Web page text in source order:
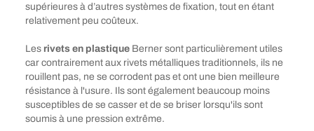
supérieures à d’autres systèmes de fixation, tout en étant
relativement peu coûteux.
Les rivets en plastique Berner sont particulièrement utiles
car contrairement aux rivets métalliques traditionnels, ils ne
rouillent pas, ne se corrodent pas et ont une bien meilleure
résistance à l'usure. Ils sont également beaucoup moins
susceptibles de se casser et de se briser lorsqu'ils sont
soumis à une pression extrême.